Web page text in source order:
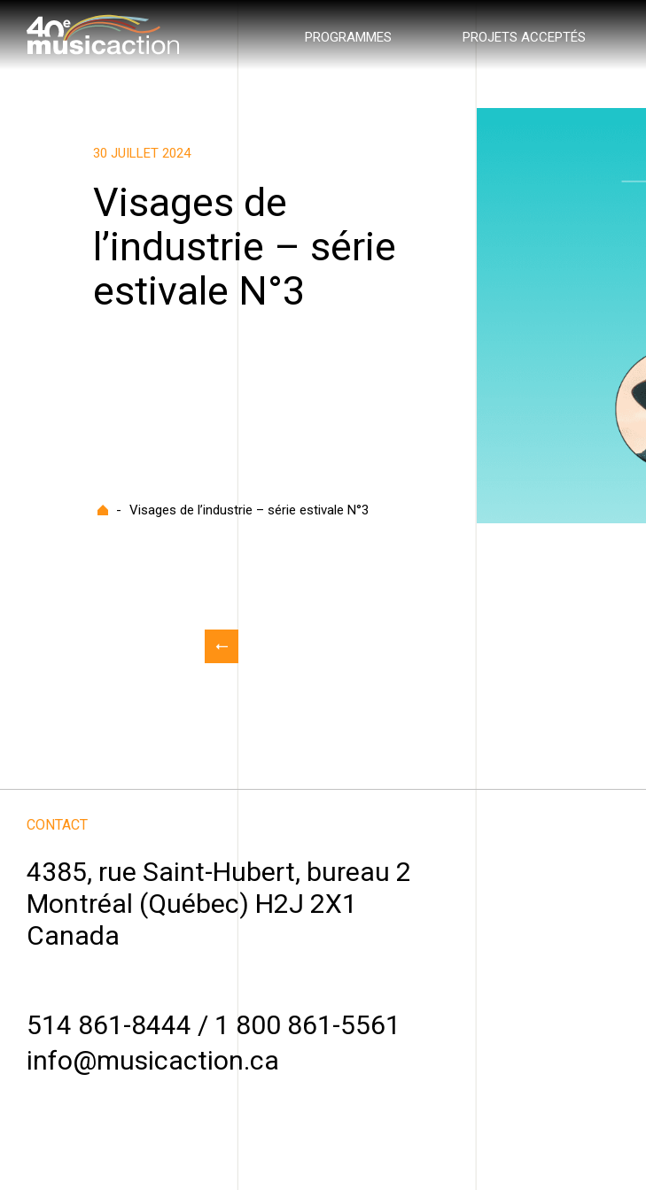
PROGRAMMES PROJETS ACCEPTÉS
30 JUILLET 2024
Visages de
l’industrie – série
estivale N°3
Accueil
- Visages de l’industrie – série estivale N°3
CONTACT
4385, rue Saint-Hubert, bureau 2
Montréal (Québec) H2J 2X1
Canada
514 861-8444 / 1 800 861-5561
info@musicaction.ca